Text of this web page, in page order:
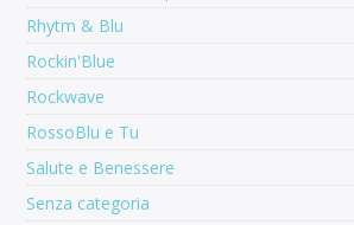
Rhytm & Blu
Rockin'Blue
Rockwave
RossoBlu e Tu
Salute e Benessere
Senza categoria